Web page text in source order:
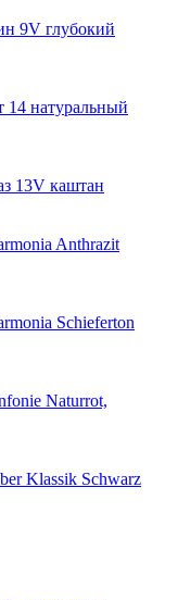
9V глубокий
14 натуральный
13V каштан
Anthrazit
Schieferton
Naturrot,
Klassik Schwarz